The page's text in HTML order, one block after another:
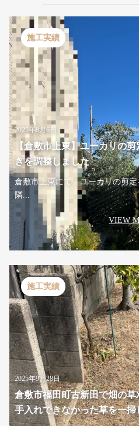
施工実績
2025年8月6日
【倉敷市上東】ユーカリの
きを調整しました
倉敷市上東にて、ユーカリの剪
隣...
VIEW
施工実績
2025年9月28日
倉敷市福田町古新田で畑の
手入れできなかった草を一掃